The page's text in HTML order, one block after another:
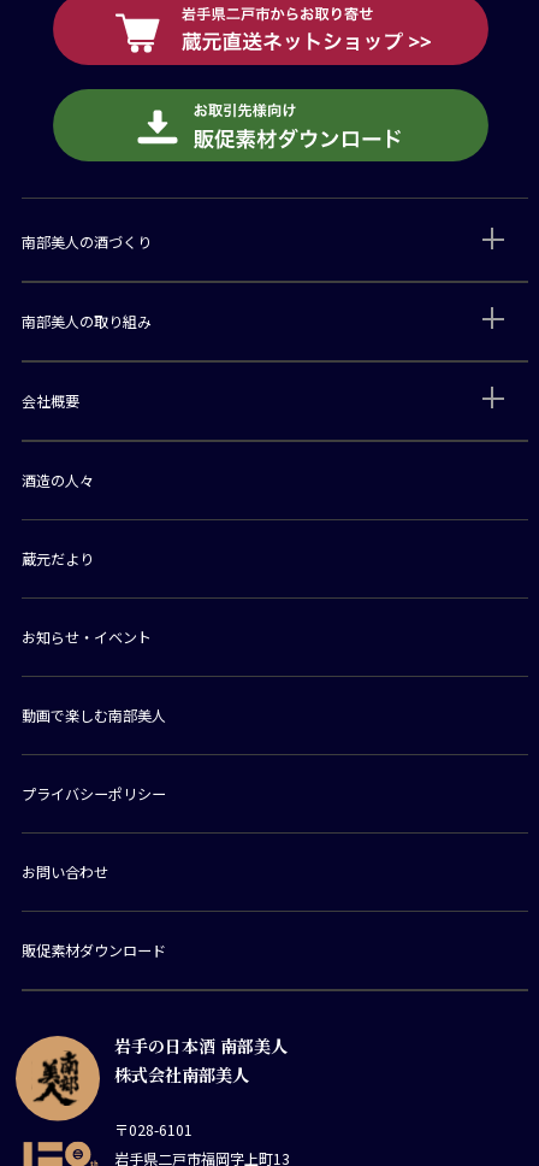
岩手の日本酒 南部美人
株式会社南部美人
〒028-6101
岩手県二戸市福岡字上町13
南部美人の酒づくり
南部美人の取り組み
会社概要
酒造の人々
蔵元だより
お知らせ・イベント
動画で楽しむ南部美人
プライバシーポリシー
お問い合わせ
販促素材ダウンロード